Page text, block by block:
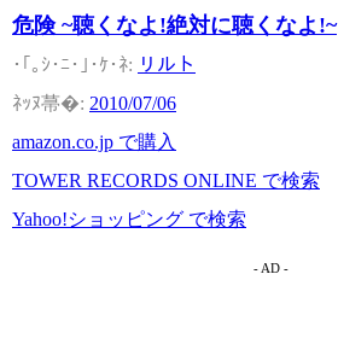
危険 ~聴くなよ!絶対に聴くなよ!~
リルト
2010/07/06
amazon.co.jp で購入
TOWER RECORDS ONLINE で検索
Yahoo!ショッピング で検索
- AD -